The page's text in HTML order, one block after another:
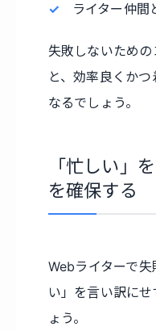
ライター仲間
失敗しないため
と、効率良くか
なるでしょう。
「忙しい」
を確保する
Webライターで
い」を言い訳に
ょう。